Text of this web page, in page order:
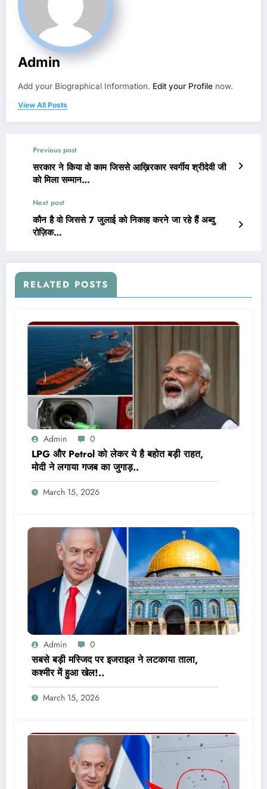
Admin
Add your Biographical Information. Edit your Profile now.
View All Posts
Previous post
सरकार ने किया वो काम जिससे आख़िरकार स्वर्गीय श्रीदेवी जी
को मिला सम्मान…
Next post
कौन है वो जिससे 7 जुलाई को निकाह करने जा रहे हैं अब्दु
रोज़िक…
RELATED POSTS
Admin 0
LPG और Petrol को लेकर ये है बहोत बड़ी राहत,
मोदी ने लगाया गजब का जुगाड़..
March 15, 2026
Admin 0
सबसे बड़ी मस्जिद पर इजराइल ने लटकाया ताला,
कश्मीर में हुआ खेल!..
March 15, 2026